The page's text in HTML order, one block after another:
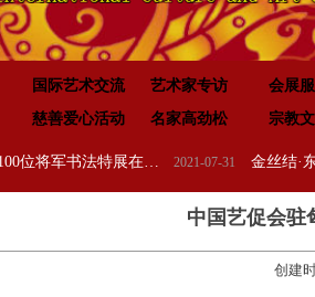
国际艺术交流 艺术家专访 会展
慈善爱心活动 名家高劲松 宗教
2021-07-31
开国元勋墨宝100位将军书法特展在高唐举办
中国艺促会驻
创建